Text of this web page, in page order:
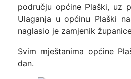
području općine Plaški, uz
Ulaganja u općinu Plaški
naglasio je zamjenik
Svim mještanima općine
dan.